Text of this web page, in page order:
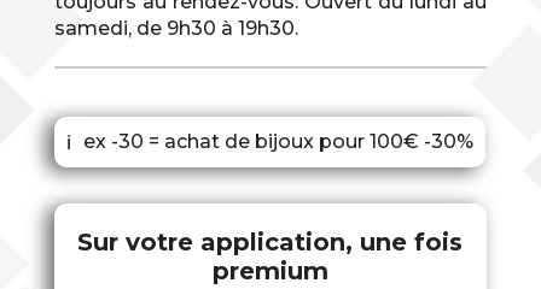
samedi, de 9h30 à 19h30.
ℹ ex -30 = achat de bijoux pour 100€ -30%
Sur votre application, une fois
premium